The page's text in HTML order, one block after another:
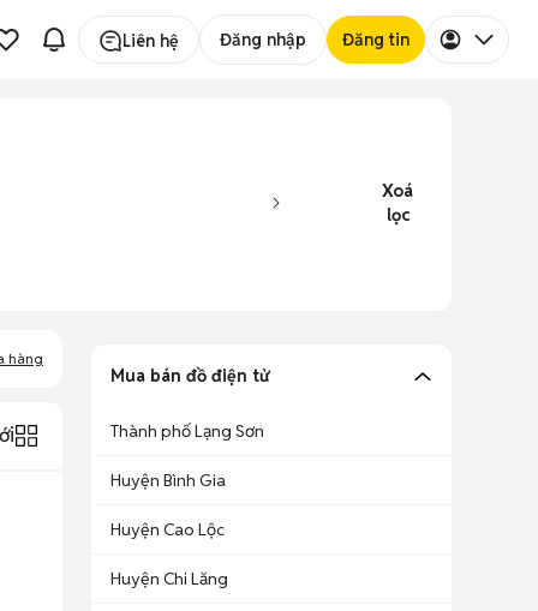
Liên hệ Đăng nhập Đăng tin
Xoá
lọc
hàng
Mua bán đồ điện tử
Thành phố Lạng Sơn
Huyện Bình Gia
Huyện Cao Lộc
Huyện Chi Lăng